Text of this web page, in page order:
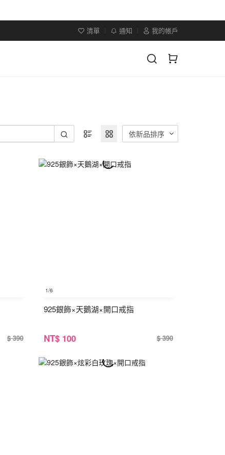
清單 通知 我的帳戶
依新品排序
$ 390
1/6
925銀飾×天鵝湖×開口戒指
NT$ 100 $ 390